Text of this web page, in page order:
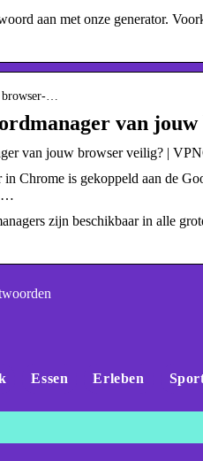
aan met onze generator.
…
van
van jouw browser veilig? |
Chrome is gekoppeld aan de
…
zijn beschikbaar in alle
Essen Erleben